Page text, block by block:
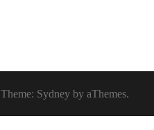
Theme: Sydney by aThemes.